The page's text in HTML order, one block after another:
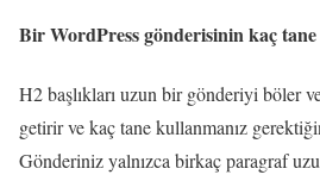
Bir WordPress gönderisinin kaç tane
H2 başlıkları uzun bir gönderiyi böler
getirir ve kaç tane kullanmanız
Gönderiniz yalnızca birkaç paragraf